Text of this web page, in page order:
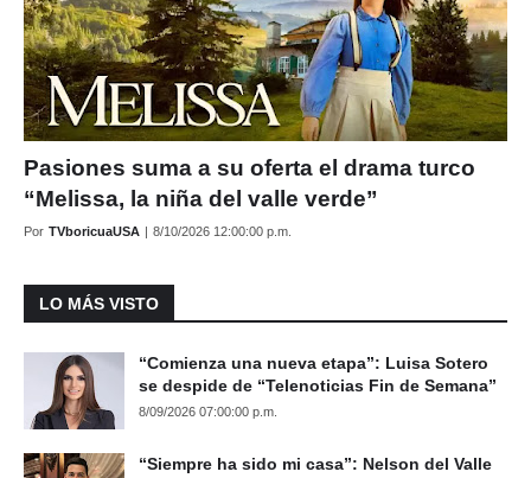
Pasiones suma a su oferta el drama turco
“Melissa, la niña del valle verde”
Por TVboricuaUSA | 8/10/2026 12:00:00 p.m.
LO MÁS VISTO
“Comienza una nueva etapa”: Luisa Sotero
se despide de “Telenoticias Fin de Semana”
8/09/2026 07:00:00 p.m.
“Siempre ha sido mi casa”: Nelson del Valle